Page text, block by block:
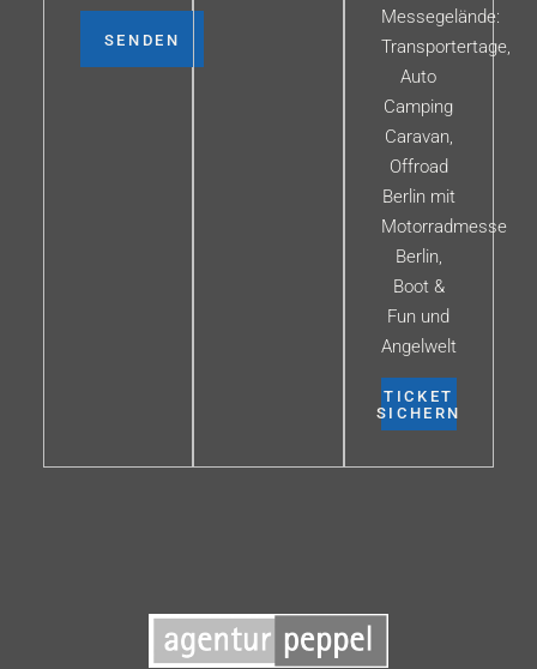
SENDEN
Messegelände:
Transportertage,
Auto
Camping
Caravan,
Offroad
Berlin mit
Motorradmesse
Berlin,
Boot &
Fun und
Angelwelt
TICKET
SICHERN